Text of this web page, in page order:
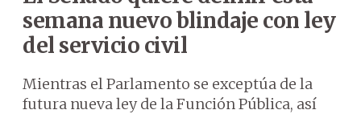
semana nuevo blindaje con ley
del servicio civil
Mientras el Parlamento se exceptúa de la
futura nueva ley de la Función Pública, así